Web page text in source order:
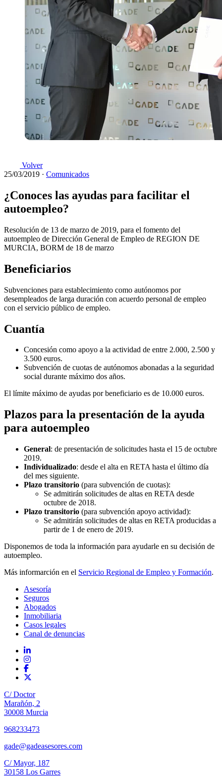
Volver
25/03/2019 · Comunicados
¿Conoces las ayudas para facilitar el
autoempleo?
Resolución de 13 de marzo de 2019, para el fomento del
autoempleo de Dirección General de Empleo de REGION DE
MURCIA, BORM de 18 de marzo
Beneficiarios
Subvenciones para establecimiento como autónomos por
desempleados de larga duración con acuerdo personal de empleo
con el servicio público de empleo.
Cuantía
Concesión como apoyo a la actividad de entre 2.000, 2.500 y
3.500 euros.
Subvención de cuotas de autónomos abonadas a la seguridad
social durante máximo dos años.
El límite máximo de ayudas por beneficiario es de 10.000 euros.
Plazos para la presentación de la ayuda
para autoempleo
General: de presentación de solicitudes hasta el 15 de octubre
2019.
Individualizado: desde el alta en RETA hasta el último día
del mes siguiente.
Plazo transitorio (para subvención de cuotas):
Se admitirán solicitudes de altas en RETA desde
octubre de 2018.
Plazo transitorio (para subvención apoyo actividad):
Se admitirán solicitudes de altas en RETA producidas a
partir de 1 de enero de 2019.
Disponemos de toda la información para ayudarle en su decisión de
autoempleo.
Más informarción en el Servicio Regional de Empleo y Formación.
Asesoría
Seguros
Abogados
Inmobiliaria
Casos legales
Canal de denuncias
C/ Doctor
Marañón, 2
30008 Murcia
968233473
gade@gadeasesores.com
C/ Mayor, 187
30158 Los Garres